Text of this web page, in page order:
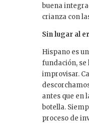
buena
crianza con
Sin lugar al
Hispano es
fundación, se
improvisar.
antes que en
botella.
proceso de